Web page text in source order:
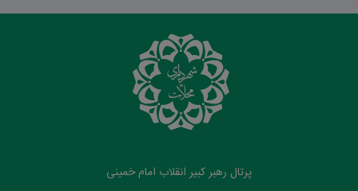
پرتال رهبر کبیر انقلاب امام خمینی